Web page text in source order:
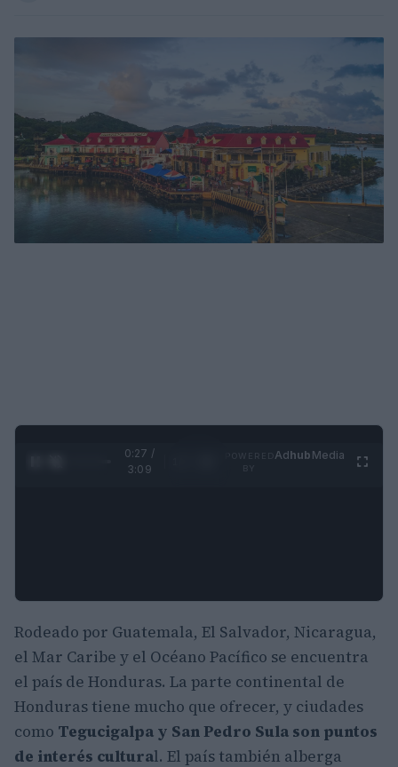
0:28 /
3:09
Adhub Media
Rodeado por Guatemala, El Salvador, Nicaragua,
el Mar Caribe y el Océano Pacífico se encuentra
el país de Honduras. La parte continental de
Honduras tiene mucho que ofrecer, y ciudades
como Tegucigalpa y San Pedro Sula son puntos
de interés cultural. El país también alberga